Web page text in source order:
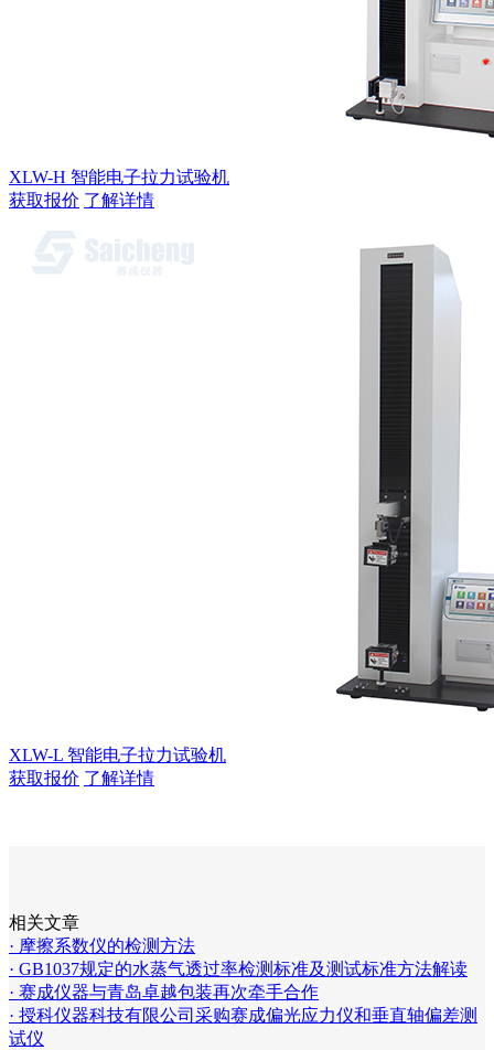
XLW-H 智能电子拉力试验机
获取报价 了解详情
XLW-L 智能电子拉力试验机
获取报价 了解详情
相关文章
· 摩擦系数仪的检测方法
· GB1037规定的水蒸气透过率检测标准及测试标准方法解读
· 赛成仪器与青岛卓越包装再次牵手合作
· 授科仪器科技有限公司采购赛成偏光应力仪和垂直轴偏差测
试仪